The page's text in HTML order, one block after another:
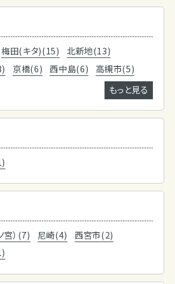
梅田(キタ)(15)
北新地(13)
京橋(6) 西中島(6)
高槻市(5)
もっと見る
宮）(7) 尼崎(4)
西宮市(2)